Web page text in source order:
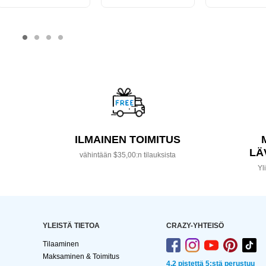
ILMAINEN TOIMITUS
vähintään $35,00:n tilauksista
YLEISTÄ TIETOA
Tilaaminen
Maksaminen & Toimitus
CRAZY-YHTEISÖ
4,2 pistettä 5:stä perustuu